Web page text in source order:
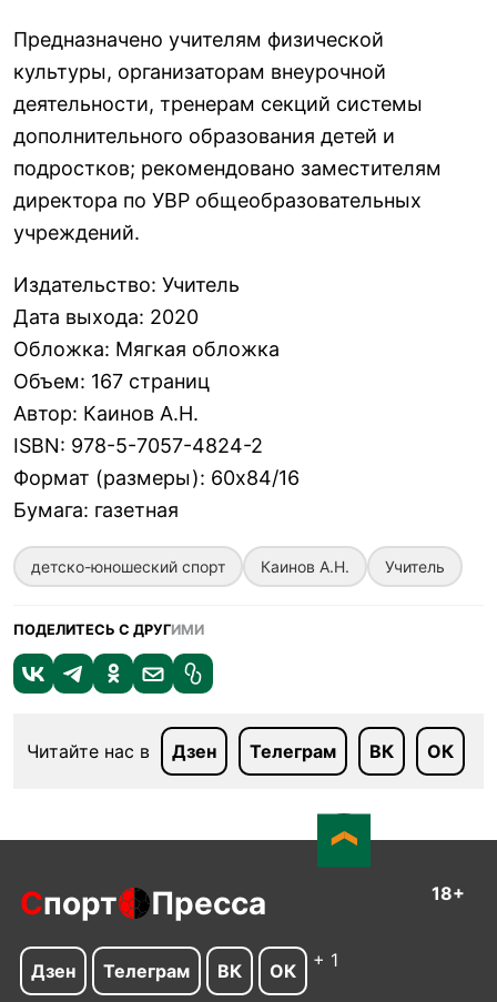
Предназначено учителям физической
культуры, организаторам внеурочной
деятельности, тренерам секций системы
дополнительного образования детей и
подростков; рекомендовано заместителям
директора по УВР общеобразовательных
учреждений.
Издательство: Учитель
Дата выхода: 2020
Обложка: Мягкая обложка
Объем: 167 страниц
Автор: Каинов А.Н.
ISBN: 978-5-7057-4824-2
Формат (размеры): 60х84/16
Бумага: газетная
детско-юношеский спорт Каинов А.Н. Учитель
ПОДЕЛИТЕСЬ С ДРУГИМИ
Читайте нас в Дзен Телеграм ВК ОК
Спорт Пресса 18+
Дзен Телеграм ВК ОК + 1